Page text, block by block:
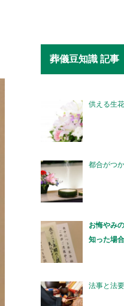
葬儀豆知識 記事
供える生
都合がつ
お悔やみ
知った場合
法事と法